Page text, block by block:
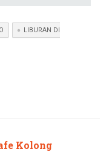
LIBURAN DI
Kolong